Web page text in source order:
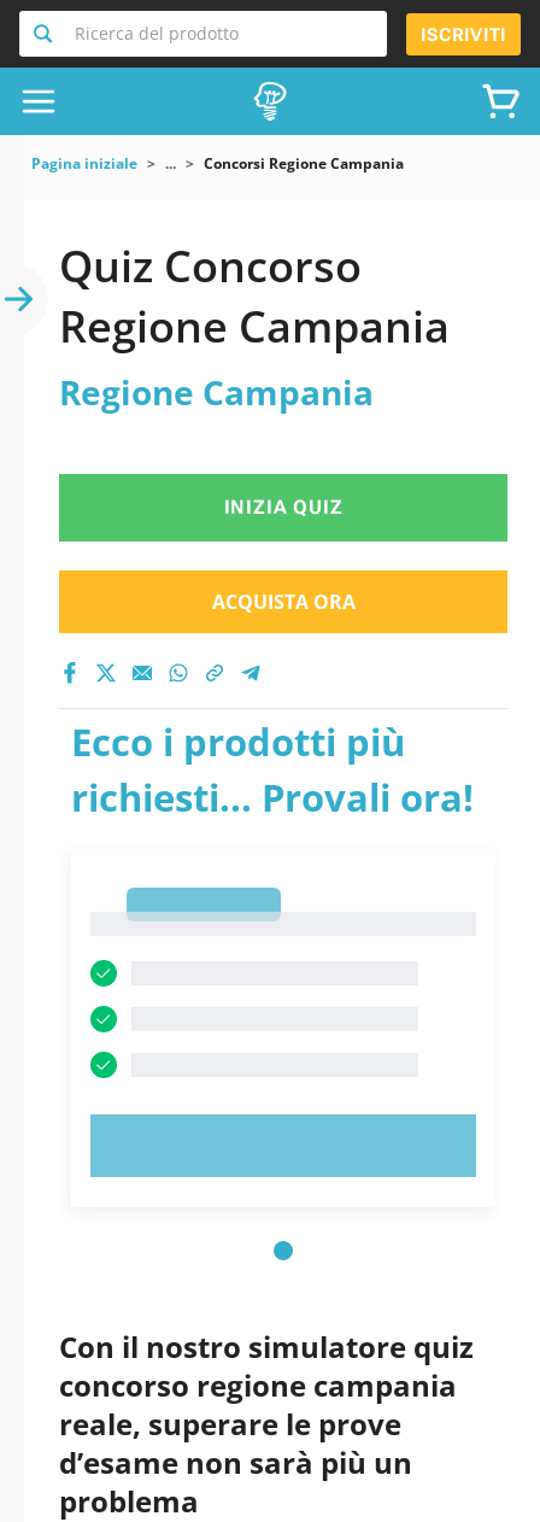
Ricerca del prodotto ISCRIVITI
Pagina iniziale ... Concorsi Regione Campania
Quiz Concorso
Regione Campania
Regione Campania
INIZIA QUIZ
ACQUISTA ORA
Ecco i prodotti più
richiesti... Provali ora!
Con il nostro simulatore quiz
concorso regione campania
reale, superare le prove
d’esame non sarà più un
problema